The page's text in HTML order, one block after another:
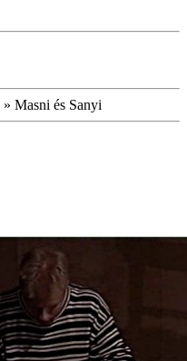
» Masni és Sanyi